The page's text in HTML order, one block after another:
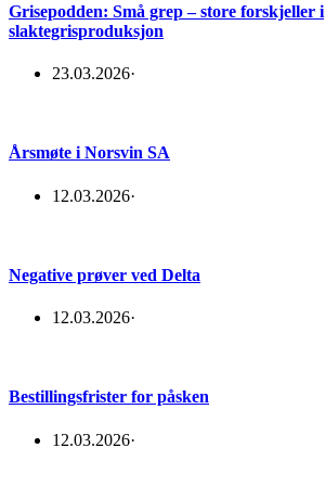
Grisepodden: Små grep – store forskjeller i
slaktegrisproduksjon
23.03.2026·
Årsmøte i Norsvin SA
12.03.2026·
Negative prøver ved Delta
12.03.2026·
Bestillingsfrister for påsken
12.03.2026·